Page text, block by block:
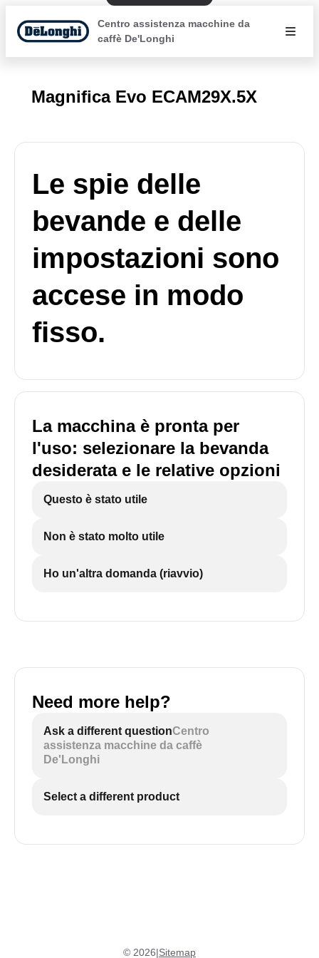
Centro assistenza macchine da
caffè De'Longhi
Magnifica Evo ECAM29X.5X
Le spie delle
bevande e delle
impostazioni sono
accese in modo
fisso.
La macchina è pronta per
l'uso: selezionare la bevanda
desiderata e le relative opzioni
Questo è stato utile
Non è stato molto utile
Ho un'altra domanda (riavvio)
Need more help?
Ask a different questionCentro
assistenza macchine da caffè
De'Longhi
Select a different product
© 2026|Sitemap